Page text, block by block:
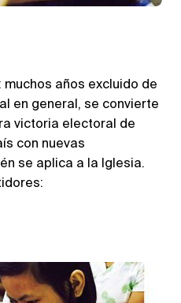
muchos años excluido de
en general, se convierte
victoria electoral de
con nuevas
se aplica a la Iglesia.